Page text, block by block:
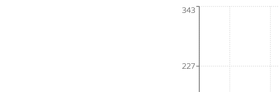
227
343
227
343